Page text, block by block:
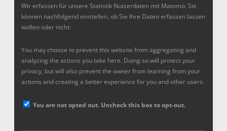
Wir erfassen für unsere Statistik Nutzerdaten mit Matomo. Sie
können nachfolgend einstellen, ob Sie Ihre Daten erfassen lassen
wollen oder nicht:
You may choose to prevent this website from aggregating and
analyzing the actions you take here. Doing so will protect your
privacy, but will also prevent the owner from learning from your
actions and creating a better experience for you and other users.
You are not opted out. Uncheck this box to opt-out.